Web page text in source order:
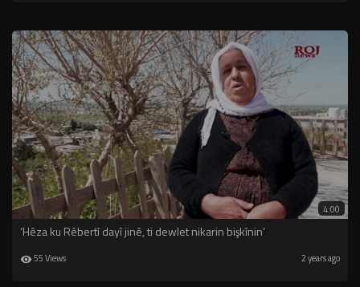
4:00
‘Hêza ku Rêbertî dayî jinê, ti dewlet nikarin bişkînin’
55 Views 2 years ago